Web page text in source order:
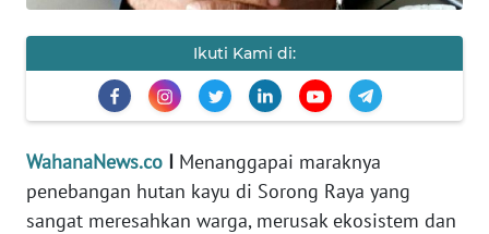
Ikuti Kami di:
WahanaNews.co I Menanggapai maraknya
penebangan hutan kayu di Sorong Raya yang
sangat meresahkan warga, merusak ekosistem dan
IKLAN
TENTANG